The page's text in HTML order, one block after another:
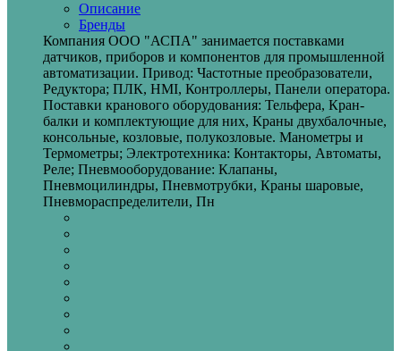
Описание
Бренды
Компания ООО "АСПА" занимается поставками
датчиков, приборов и компонентов для промышленной
автоматизации. Привод: Частотные преобразователи,
Редуктора; ПЛК, HMI, Контроллеры, Панели оператора.
Поставки кранового оборудования: Тельфера, Кран-
балки и комплектующие для них, Краны двухбалочные,
консольные, козловые, полукозловые. Манометры и
Термометры; Электротехника: Контакторы, Автоматы,
Реле; Пневмооборудование: Клапаны,
Пневмоцилиндры, Пневмотрубки, Краны шаровые,
Пневмораспределители, Пн